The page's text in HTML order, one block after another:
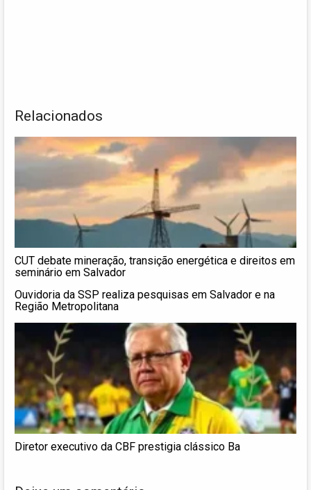
Relacionados
CUT debate mineração, transição energética e direitos em
seminário em Salvador
Ouvidoria da SSP realiza pesquisas em Salvador e na
Região Metropolitana
Diretor executivo da CBF prestigia clássico Ba